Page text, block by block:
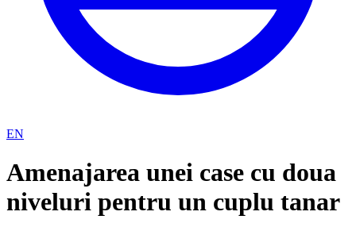
EN
Amenajarea unei case cu doua
niveluri pentru un cuplu tanar